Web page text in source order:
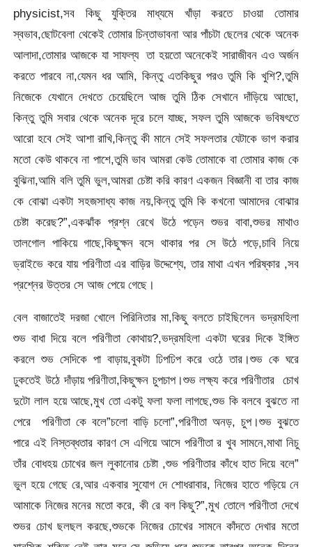
physicist,সব কিছু যুক্তির মাধ্যমে খাঁড়া করতে চাওয়া তোমার
স্বভাব,ছোটবেলা থেকেই তোমার চিন্তাভাবনা আর পাঁচটা ছেলের থেকে অনেক
আলাদা,তোমার আজকে যা সাফল্য তা হয়তো অনেকেই সারাজীবন এও অর্জন
করতে পারবে না,যেমন ধর আমি, কিন্তু এতকিছুর পরও তুমি কি খুশি?,তুমি
নিজেকে যেখানে দেখতে চেয়েছিলে আজ তুমি ঠিক সেখানে দাঁড়িয়ে আছো,
কিন্তু তুমি সবার থেকে অনেক দূরে চলে যাচ্ছ, সফল তুমি আজকে ভবিষৎতে
আরো হবে সেই আশা রাখি,কিন্তু কী মানে সেই সফলতার যেটাকে ভাগ করার
মতো কেউ থাকবে না পাশে,তুমি ভাব আমরা কেউ তোমাকে বা তোমার কাজ কে
বুঝিনা,আমি বলি তুমি ভুল,আমরা চেষ্টা করি কারণ একজন বিজ্ঞানী বা তার কাজ
কে বোঝা একটা সহজসাধ্য কাজ নয়,কিন্তু তুমি কি কখনো আমাদের বোঝার
চেষ্টা করেছ?”,একঝাঁক প্রশ্ন রেখে উঠে পড়েন শুভর বাবা,শুভর মাথাও
তালগোল পাকিয়ে গাছে,কিছুক্ষন বসে থাকার পর সে উঠে পড়ে,চাবি নিয়ে
ড্রাইভে করে যায় পরিণীতা এর বাড়ির উদ্দেশ্যে, তার মাথা এখন পরিষ্কার ,সব
প্রশ্নের উত্তর সে আজ পেয়ে গেছে।
বেল বাজাতেই দরজা খোলে পিরিনিতার মা,কিছু বলতে চাইছিলেন ভদ্রমহিলা
শুভ বাধা দিয়ে বলে পরিণীতা কোথায়?,ভদ্রমহিলা একটা ঘরের দিকে ইঙ্গিত
করলে শুভ সেদিকে পা বাড়ায়,বুকটা ঢিপঢিপ করে ওঠে তার।শুভ কে ঘরে
ঢুকতেই উঠে দাঁড়ায় পরিণীতা,কিছুক্ষন চুপচাপ।শুভ লক্ষ্য করে পরিণীতার চোখ
দুটো লাল হয়ে আছে,মুখ তো একটু ফলা ফলা লাগছে,শুভ কি বলবে বুঝতে না
পেরে পরিণীতা কে বলে”চলো বাড়ি চলো”,পরিণীতা অনড়, চুপ।শুভ বুঝতে
পারে এই নিস্তব্ধতার কারণ সে এগিয়ে আসে পরিণীতা র খুব সামনে,মাথা নিচু
তাঁর বোধহয় চোখের জল লুকানোর চেষ্টা ,শুভ পরিণীতার কাঁধে হাত দিয়ে বলে”
ভুল হয়ে গেছে রে,আর একবার সুযোগ দে শোধরাবার, নিজের হাতে গড়িয়ে নে
আমাকে নিজের মনের মতো করে, কী রে বল কিছু?”,মুখ তোলে পরিণীতা দেখে
শুভর চোখ ছলছল করছে,শুভকে নিজের চোখের সামনে কাঁদতে দেখার মতো